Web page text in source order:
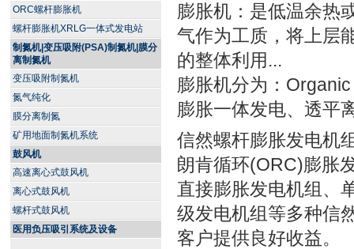
ORC螺杆膨胀机
螺杆膨胀机XRLG一体式发电站
制氮机|变压吸附(PSA)制氮机|膜分
离制氮机
变压吸附制氮机
氮气纯化
膜分离制氮
矿用地面制氮机系统
鼓风机
高速离心式鼓风机
离心式鼓风机
螺杆式鼓风机
医用负压吸引系统及设备
膨胀机：是低温余热
气作为工质，将上层
的整体利用...
膨胀机分为：
膨胀一体发电、透平
信然螺杆膨胀发电机
朗肯循环(ORC)膨胀
直接膨胀发电机组、
级发电机组等多种信
客户提供良好收益。